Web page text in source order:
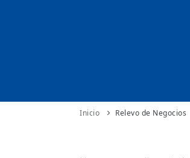
INTERNACIONALIZACIÓN
Inicio Relevo de Negocios